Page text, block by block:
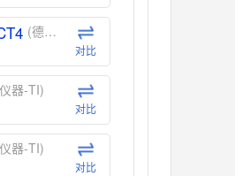
(德州仪器-TI)
对比
器-TI)
对比
器-TI)
对比